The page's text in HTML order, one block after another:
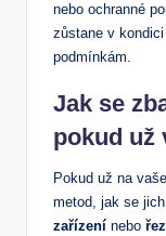
nebo ⁢ochranné
zůstane⁤ v
podmínkám.
Jak se
pokud už
Pokud už na
metod, jak se
zařízení nebo